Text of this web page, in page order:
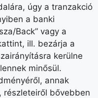
úgy a tranzakció
a banki
Back” vagy a
ill. bezárja a
kerülne
minősül.
annak
részleteiről bővebben